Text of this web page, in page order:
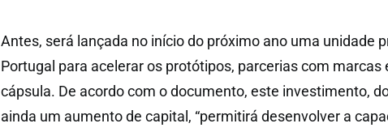
Antes, será lançada no início do próximo ano uma unidade
Portugal para acelerar os protótipos, parcerias com marcas
cápsula. De acordo com o documento, este investimento,
ainda um aumento de capital, “permitirá desenvolver a